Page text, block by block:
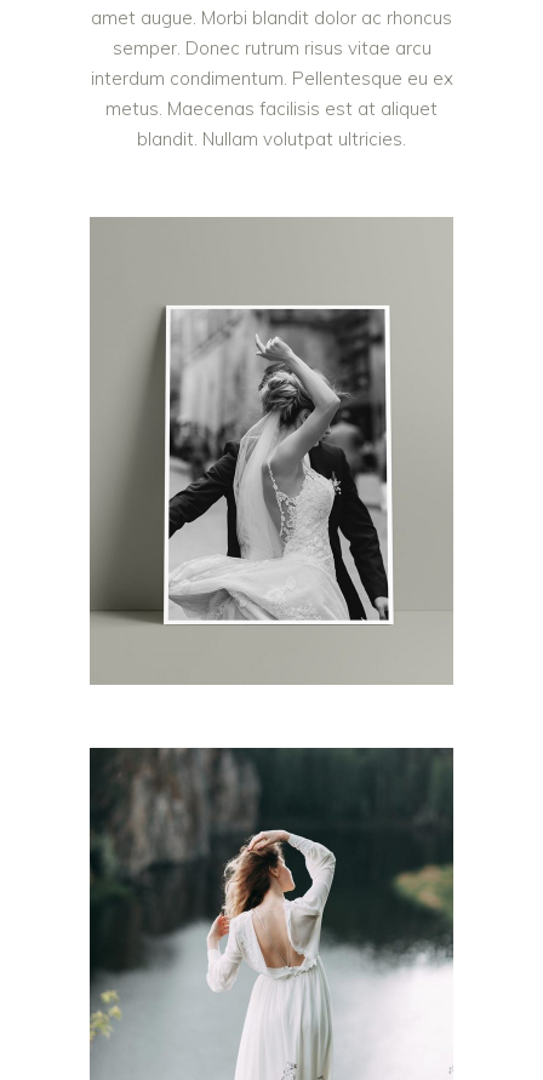
amet augue. Morbi blandit dolor ac rhoncus
semper. Donec rutrum risus vitae arcu
interdum condimentum. Pellentesque eu ex
metus. Maecenas facilisis est at aliquet
blandit. Nullam volutpat ultricies.